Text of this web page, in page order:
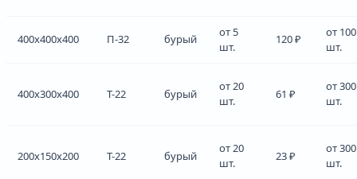
400x400x400 П-32 бурый
от 5
шт.
120 ₽
от 100
шт.
400x300x400 Т-22 бурый
от 20
шт.
61 ₽
от 300
шт.
200x150x200 Т-22 бурый
от 20
шт.
23 ₽
от 300
шт.